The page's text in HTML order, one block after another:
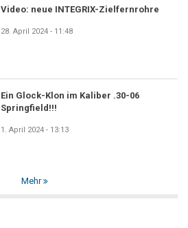
Video: neue INTEGRIX-Zielfernrohre
28. April 2024 - 11:48
Ein Glock-Klon im Kaliber .30-06
Springfield!!!
1. April 2024 - 13:13
Mehr